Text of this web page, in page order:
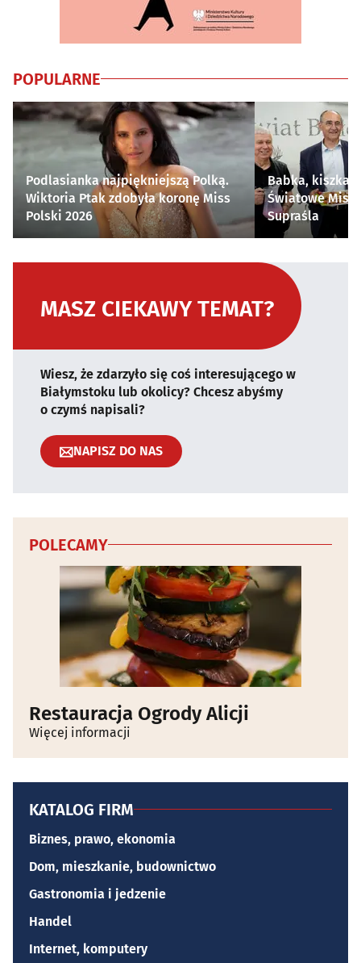
POPULARNE
Podlasianka najpiękniejszą Polką.
Wiktoria Ptak zdobyła koronę Miss
Polski 2026
Babka, kiszka i
Światowe
Supraśla
MASZ CIEKAWY TEMAT?
Wiesz, że zdarzyło się coś interesującego w
Białymstoku lub okolicy? Chcesz abyśmy
o czymś napisali?
NAPISZ DO NAS
POLECAMY
Restauracja Ogrody Alicji
Więcej informacji
KATALOG FIRM
Biznes, prawo, ekonomia
Dom, mieszkanie, budownictwo
Gastronomia i jedzenie
Handel
Internet, komputery